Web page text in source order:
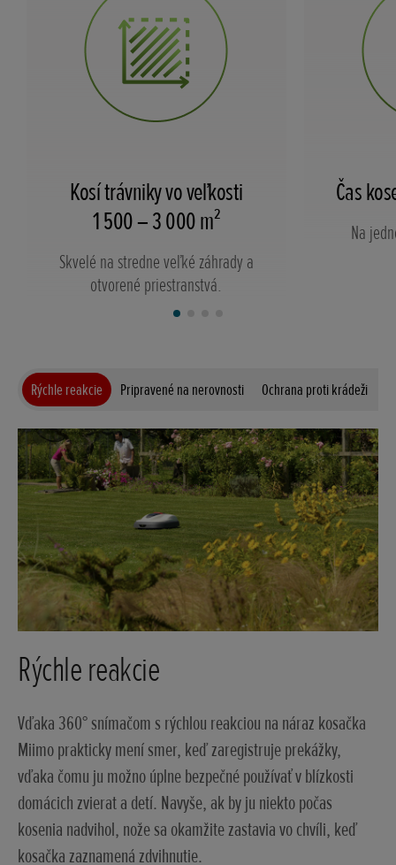
Kosí trávniky vo veľkosti
1 500 – 3 000 m²
Skvelé na stredne veľké záhrady a
otvorené priestranstvá.
Čas
Na
Rýchle reakcie Pripravené na nerovnosti Ochrana proti krádeži
Rýchle reakcie
Vďaka 360° snímačom s rýchlou reakciou na náraz kosačka
Miimo prakticky mení smer, keď zaregistruje prekážky,
vďaka čomu ju možno úplne bezpečné používať v blízkosti
domácich zvierat a detí. Navyše, ak by ju niekto počas
kosenia nadvihol, nože sa okamžite zastavia vo chvíli, keď
kosačka zaznamená zdvihnutie.